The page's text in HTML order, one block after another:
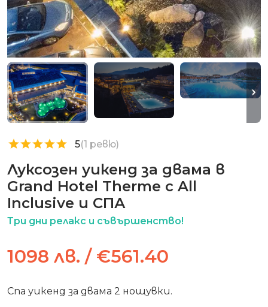
5(1 ревю)
Луксозен уикенд за двама в
Grand Hotel Therme с All
Inclusive и СПА
Три дни релакс и съвършенство!
1098 лв. / €561.40
Спа уикенд за двама 2 нощувки.